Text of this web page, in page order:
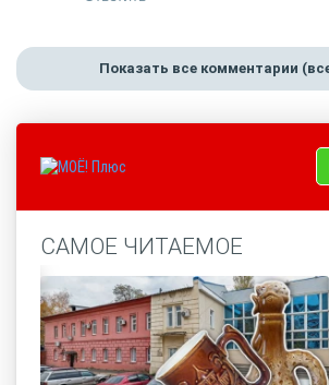
Показать все комментарии
САМОЕ ЧИТАЕМОЕ